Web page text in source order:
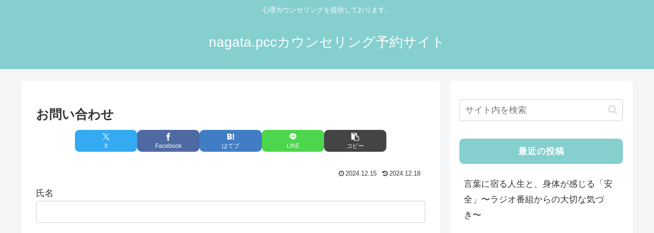
心理カウンセリングを提供しております。
nagata.pccカウンセリング予約サイト
お問い合わせ
X Facebook はてブ LINE コピー
2024.12.15 2024.12.18
氏名
最近の投稿
言葉に宿る人生と、身体が感じる「安
全」〜ラジオ番組からの大切な気づ
き〜